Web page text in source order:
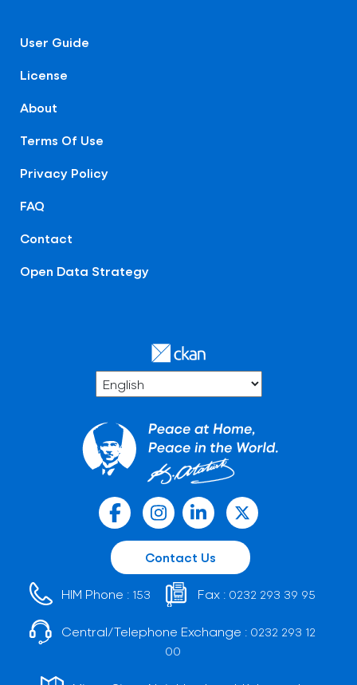
User Guide
License
About
Terms Of Use
Privacy Policy
FAQ
Contact
Open Data Strategy
Contact Us
HIM Phone : 153 Fax : 0232 293 39 95
Central/Telephone Exchange : 0232 293 12
00